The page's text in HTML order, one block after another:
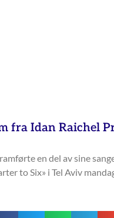
fra Idan Raichel
en del av sine
to Six» i Tel Aviv